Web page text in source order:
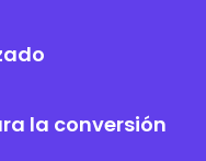
la conversión